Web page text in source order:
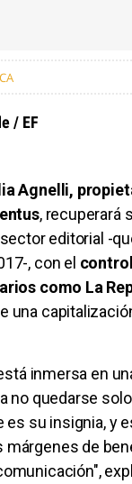
/ EF
Agnelli,
, recuperará
editorial -
, con el
como La
una
inmersa en
no quedarse
es su insignia, y
márgenes de